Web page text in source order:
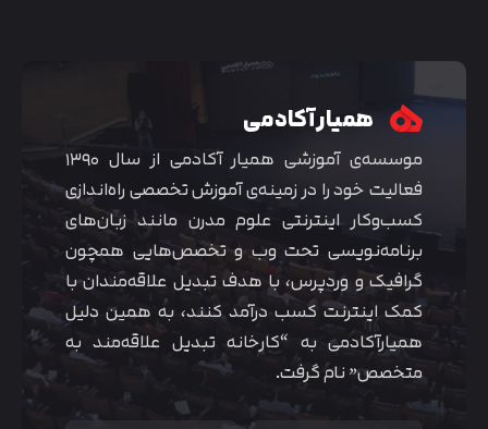
همیار آکادمی
موسسه‌ی آموزشی همیار آکادمی از سال ۱۳۹۰
فعالیت خود را در زمینه‌ی آموزش تخصصی راه‌اندازی
کسب‌و‌کار اینترنتی علوم مدرن مانند زبان‌های
برنامه‌نویسی تحت وب و تخصص‌هایی همچون
گرافیک و وردپرس، با هدف تبدیل علاقه‌مندان با
کمک اینترنت کسب درآمد کنند، به همین دلیل
همیارآکادمی به “کارخانه تبدیل علاقه‌مند به
متخصص” نام گرفت.
متوجه شدم